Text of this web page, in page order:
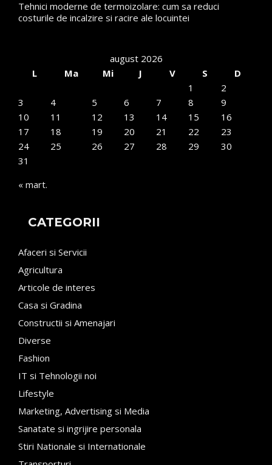
Tehnici moderne de termoizolare: cum sa reduci
costurile de incalzire si racire ale locuintei
august 2026
L
Ma Mi J V S
D
1
2
3
4 5 6 7 8
9
10
11 12 13 14 15
16
17
18 19 20 21 22
23
24
25 26 27 28 29
30
31
« mart.
CATEGORII
Afaceri si Servicii
Agricultura
Articole de interes
Casa si Gradina
Constructii si Amenajari
Diverse
Fashion
IT si Tehnologii noi
Lifestyle
Marketing, Advertising si Media
Sanatate si ingrijire personala
Stiri Nationale si Internationale